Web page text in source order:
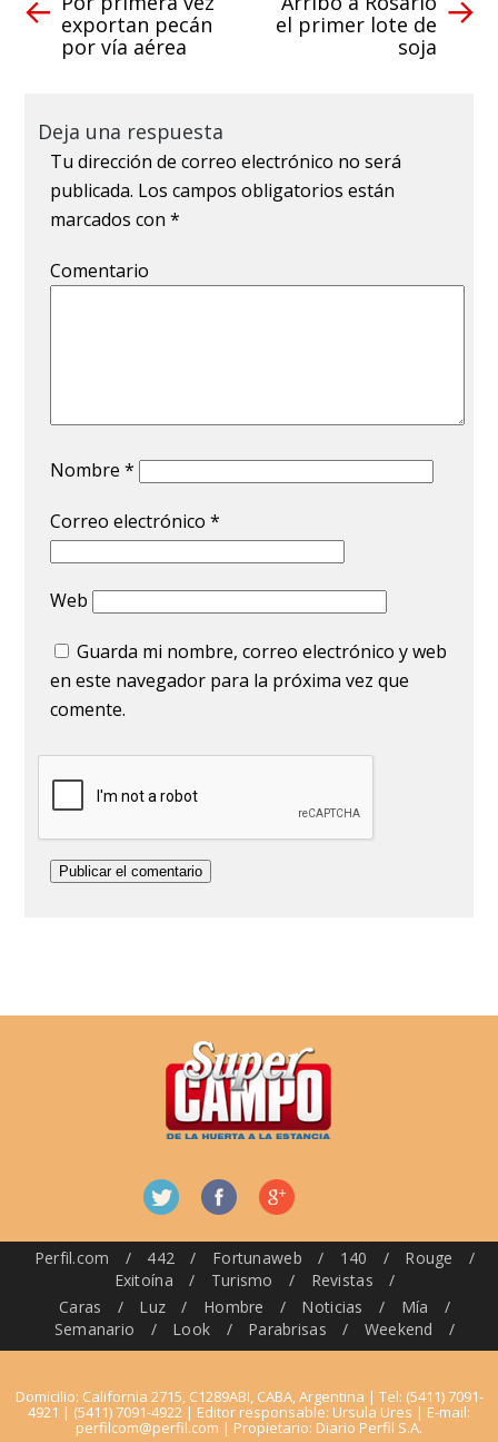
exportan pecán
por vía aérea
el primer lote de
soja
Deja una respuesta
Tu dirección de correo electrónico no será
publicada. Los campos obligatorios están
marcados con*
Comentario
Nombre*
Correo electrónico*
Web
Guarda mi nombre, correo electrónico y web
en este navegador para la próxima vez que
comente.
Perfil.com / 442 / Fortunaweb / 140 / Rouge
/
Exitoína
/ Turismo / Revistas
/
Caras
/ Luz / Hombre / Noticias / Mía
/
Semanario
/ Look / Parabrisas / Weekend /
Domicilio: California 2715, C1289ABI, CABA, Argentina | Tel: (5411) 7091-
4921 | (5411) 7091-4922 | Editor responsable: Ursula Ures | E-mail:
perfilcom@perfil.com | Propietario: Diario Perfil S.A.